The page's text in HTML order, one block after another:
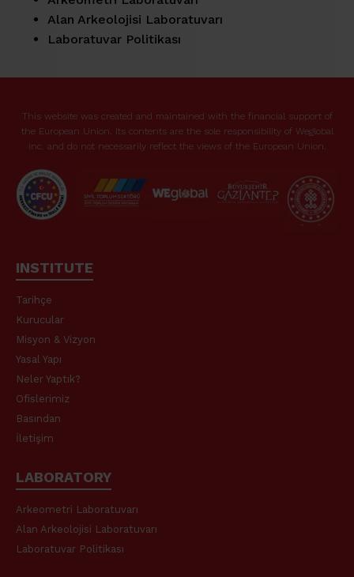
Alan Arkeolojisi Laboratuvarı
Laboratuvar Politikası
This website was created and maintained with the financial support of
the European Union. Its contents are the sole responsibility of Weglobal
inc. and do not necessarily reflect the views of the European Union.
INSTITUTE
Tarihçe
Kurucular
Misyon & Vizyon
Yasal Yapı
Neler Yaptık?
Ofislerimiz
Basından
İletişim
LABORATORY
Arkeometri Laboratuvarı
Alan Arkeolojisi Laboratuvarı
Laboratuvar Politikası